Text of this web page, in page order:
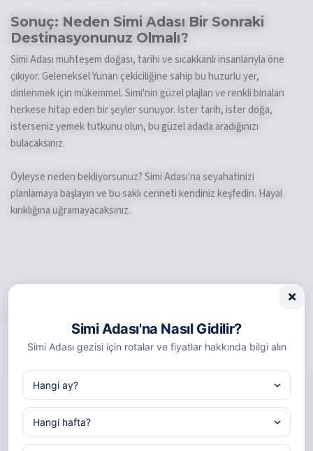
Sonuç: Neden Simi Adası Bir Sonraki
Destinasyonunuz Olmalı?
Simi Adası muhteşem doğası, tarihi ve sıcakkanlı insanlarıyla öne
çıkıyor. Geleneksel Yunan çekiciliğine sahip bu huzurlu yer,
dinlenmek için mükemmel. Simi'nin güzel plajları ve renkli binaları
herkese hitap eden bir şeyler sunuyor. İster tarih, ister doğa,
isterseniz yemek tutkunu olun, bu güzel adada aradığınızı
bulacaksınız.
Öyleyse neden bekliyorsunuz? Simi Adası'na seyahatinizi
planlamaya başlayın ve bu saklı cenneti kendiniz keşfedin. Hayal
kırıklığına uğramayacaksınız.
Simi Adası'na Nasıl Gidilir?
Simi Adası gezisi için rotalar ve fiyatlar hakkında bilgi alın